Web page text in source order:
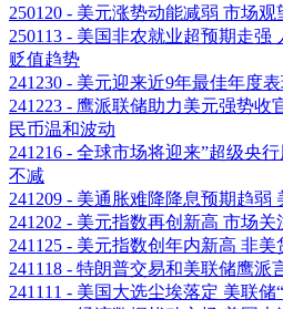
250120 - 美元涨势动能减弱 市场
250113 - 美国非农就业超预期走强
贬值趋势
241230 - 美元迎来近9年最佳年度
241223 - 鹰派联储助力美元强势收
民币温和波动
241216 - 全球市场将迎来”超级央
不减
241209 - 美通胀难降降息预期趋弱
241202 - 美元指数再创新高 市场关
241125 - 美元指数创年内新高 非
241118 - 特朗普交易和美联储鹰派
241111 - 美国大选尘埃落定 美联储